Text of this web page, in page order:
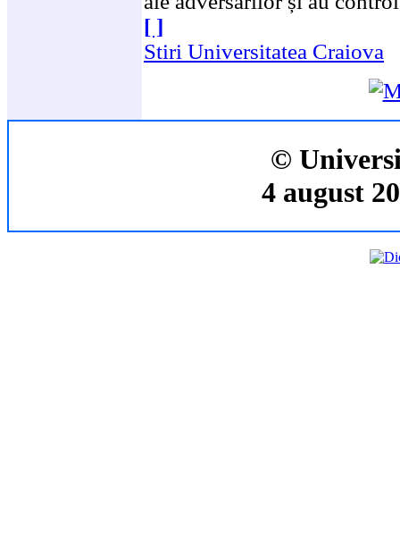
[ ]
Stiri Universitatea Craiova
©
4 august